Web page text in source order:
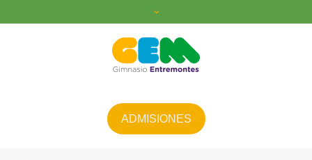
ADMISIONES